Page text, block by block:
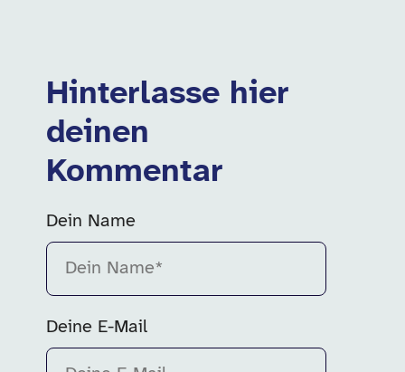
Hinterlasse hier
deinen
Kommentar
Dein Name
Deine E-Mail